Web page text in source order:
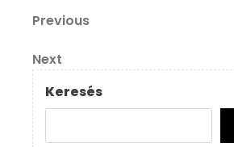
Bejegyzés
navigáció
Previous
Previous
Next
Post
Next
Keresés